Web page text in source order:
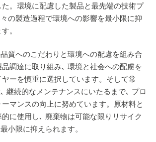
。環境に配慮した製品と最先端の技術プ
の製造過程で環境への影響を最小限に抑
。
質へのこだわりと環境への配慮を組み合
調達に取り組み､ 環境と社会への配慮を
ーを慎重に選択しています。そして常
継続的なメンテナンスにいたるまで､ プロ
マンスの向上に努めています。原材料と
に使用し､ 廃棄物は可能な限りリサイク
小限に抑えられます。